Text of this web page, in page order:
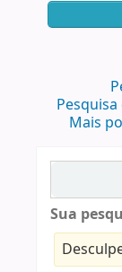
Mais
Sua